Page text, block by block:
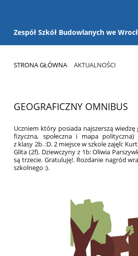
Zespół Szkół Budowlanych we
STRONA GŁÓWNA AKTUALNOŚCI
GEOGRAFICZNY OMNIBUS
Uczniem który posiada najszerszą
fizyczna, społeczna i mapa
z klasy 2b. :D. 2 miejsce w szkole zajęli:
Glita (2f). Dziewczyny z 1b: Oliwia
są trzecie. Gratuluję!. Rozdanie nagród
szkolnego :).